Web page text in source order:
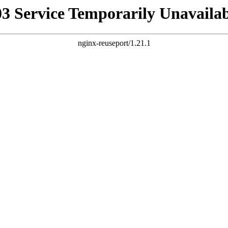
Service Temporarily
nginx-reuseport/1.21.1